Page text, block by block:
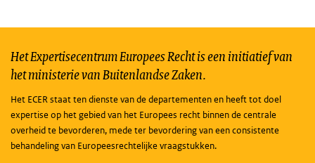
Het Expertisecentrum Europees Recht is een initiatief van
het ministerie van Buitenlandse Zaken.
Het ECER staat ten dienste van de departementen en heeft tot doel
expertise op het gebied van het Europees recht binnen de centrale
overheid te bevorderen, mede ter bevordering van een consistente
behandeling van Europeesrechtelijke vraagstukken.